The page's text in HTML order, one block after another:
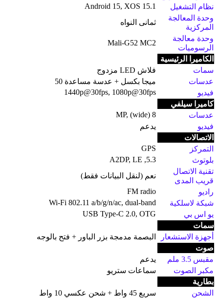
نظام التشغيل
Android 15, XOS 15.1
وحدة المعالجة
المركزية
ثمانى النواه
وحدة معالجة
الرسوميات
Mali-G52 MC2
الكاميرا الرئيسية
سمات
فلاش LED مزدوج
عدسات
ميجا بكسل + عدسة مساعدة 50
فيديو
1440p@30fps, 1080p@30fps
كاميرا سيلفي
عدسات
8 MP, (wide)
فيديو
يدعم
الاتصالات
التمركز
GPS
بلوتوث
5.3, A2DP, LE
تقنية الاتصال
قريب المدى
نعم (لنقل البيانات فقط)
راديو
FM radio
شبكة لاسلكية
Wi-Fi 802.11 a/b/g/n/ac, dual-band
يو اس بي
USB Type-C 2.0, OTG
سمات
أجهزة الاستشعار
البصمة مدمجة بزر الباور + فتح بالوجه
صوت
مقبس 3.5 ملم
يدعم
مكبر الصوت
سماعات ستريو
بطارية
الشحن
سريع 45 واط + شحن عكسي 10 واط